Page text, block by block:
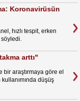
Koronavirüsün
hızlı tespit, erken
söyledi.
arttı"
araştırmaya göre el
düşüş